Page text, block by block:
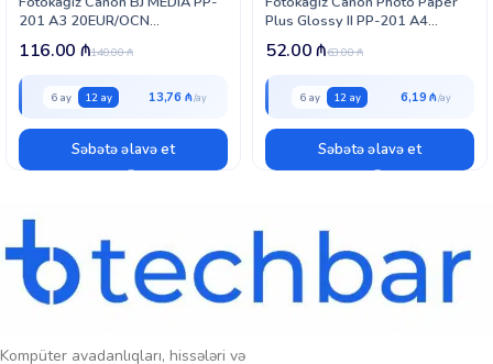
201 A3 20EUR/OCN
(2311B020)
140.00₼
116.00 ₼
6 ay 12 ay 13,76 ₼
Səbətə əlavə et
Plus Glossy II PP-201 A4
(2311B019)
63.00₼
52.00₼
6 ay 12 ay 6,19 ₼
Səbətə əlavə et
Kompüter avadanlıqları, hissələri və